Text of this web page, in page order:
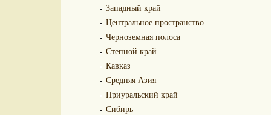
Западный край
Центральное пространство
Черноземная полоса
Степной край
Кавказ
Средняя Азия
Приуральский край
Сибирь